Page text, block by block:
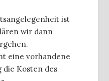
ist
wir dann
eine vorhandene
die Kosten des